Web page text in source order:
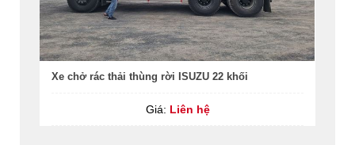
Xe chở rác thải thùng rời ISUZU 22 khối
Giá: Liên hệ